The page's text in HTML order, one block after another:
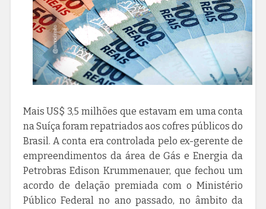
Mais US$ 3,5 milhões que estavam em uma conta
na Suíça foram repatriados aos cofres públicos do
Brasil. A conta era controlada pelo ex-gerente de
empreendimentos da área de Gás e Energia da
Petrobras Edison Krummenauer, que fechou um
acordo de delação premiada com o Ministério
Público Federal no ano passado, no âmbito da